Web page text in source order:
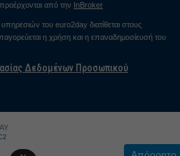
από την InBroker
του euro2day διατίθεται στους
η χρήση και η επαναδημοσίευσή του
Δεδομένων Προσωπικού